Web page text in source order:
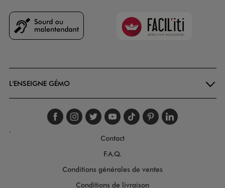
Faciliti
L'ENSEIGNE GÉMO
Suivez-nous sur
Suivez-nous sur
Suivez-nous sur
Suivez-nous
Suivez-nous
Suivez-
.
Contact
F.A.Q.
Conditions générales de ventes
Conditions de livraison